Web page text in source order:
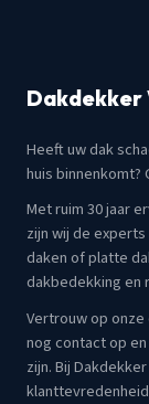
Dakdekker
Heeft uw dak
huis binnenkomt?
Met ruim 30 jaar
zijn wij de
daken of platte
dakbedekking en
Vertrouw op
nog contact op
zijn. Bij